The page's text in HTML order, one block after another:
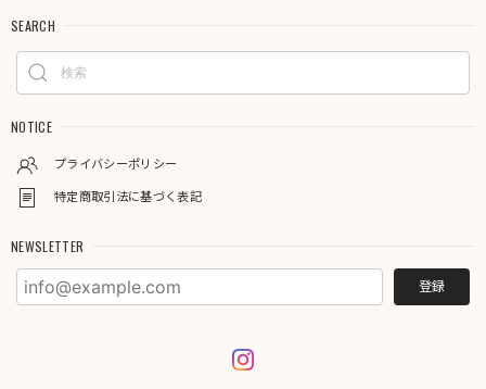
SEARCH
NOTICE
プライバシーポリシー
特定商取引法に基づく表記
NEWSLETTER
登録